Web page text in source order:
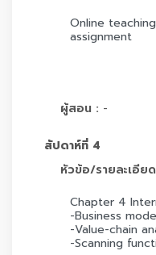
ผู้สอน : -
สัปดาห์ที่ 4
หัวข้อ/รายละเอียด